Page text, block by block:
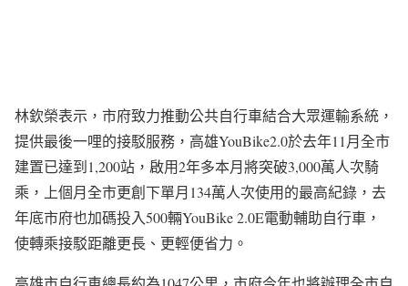
林欽榮表示，市府致力推動公共自行車結合大眾運輸系統，
提供最後一哩的接駁服務，高雄YouBike2.0於去年11月全市
建置已達到1,200站，啟用2年多本月將突破3,000萬人次騎
乘，上個月全市更創下單月134萬人次使用的最高紀錄，去
年底市府也加碼投入500輛YouBike 2.0E電動輔助自行車，
使轉乘接駁距離更長、更輕便省力。